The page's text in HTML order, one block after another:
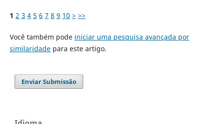
1 2 3 4 5 6 7 8 9 10 > >>
Você também pode iniciar uma pesquisa avançada por
similaridadepara este artigo.
Enviar Submissão